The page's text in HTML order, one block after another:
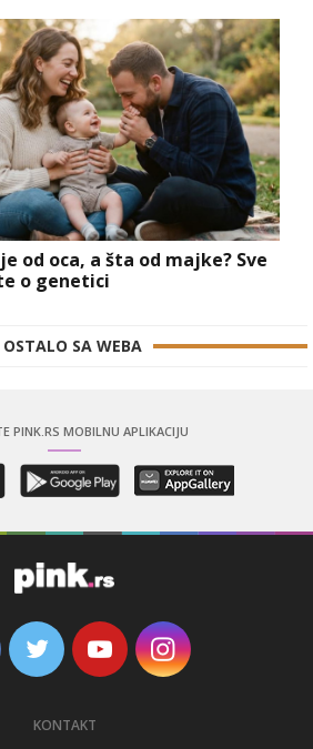
od oca, a šta od majke? Sve
o genetici
OSTALO SA WEBA
PINK.RS MOBILNU APLIKACIJU
KONTAKT